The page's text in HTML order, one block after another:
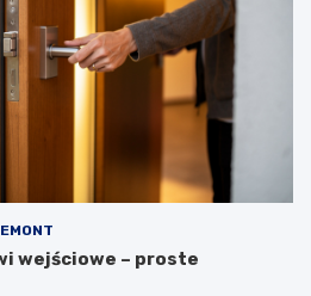
wejściowe – proste